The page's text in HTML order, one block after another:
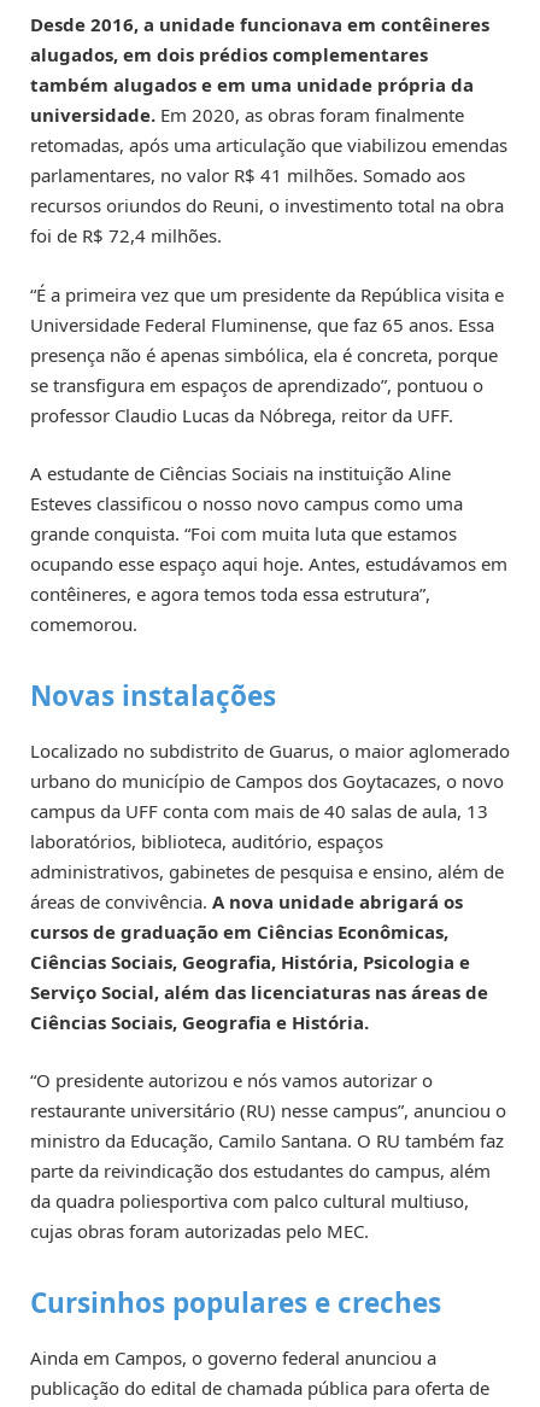
Desde 2016, a unidade funcionava em contêineres
alugados, em dois prédios complementares
também alugados e em uma unidade própria da
universidade. Em 2020, as obras foram finalmente
retomadas, após uma articulação que viabilizou emendas
parlamentares, no valor R$ 41 milhões. Somado aos
recursos oriundos do Reuni, o investimento total na obra
foi de R$ 72,4 milhões.
“É a primeira vez que um presidente da República visita e
Universidade Federal Fluminense, que faz 65 anos. Essa
presença não é apenas simbólica, ela é concreta, porque
se transfigura em espaços de aprendizado”, pontuou o
professor Claudio Lucas da Nóbrega, reitor da UFF.
A estudante de Ciências Sociais na instituição Aline
Esteves classificou o nosso novo campus como uma
grande conquista. “Foi com muita luta que estamos
ocupando esse espaço aqui hoje. Antes, estudávamos em
contêineres, e agora temos toda essa estrutura”,
comemorou.
Novas instalações
Localizado no subdistrito de Guarus, o maior aglomerado
urbano do município de Campos dos Goytacazes, o novo
campus da UFF conta com mais de 40 salas de aula, 13
laboratórios, biblioteca, auditório, espaços
administrativos, gabinetes de pesquisa e ensino, além de
áreas de convivência. A nova unidade abrigará os
cursos de graduação em Ciências Econômicas,
Ciências Sociais, Geografia, História, Psicologia e
Serviço Social, além das licenciaturas nas áreas de
Ciências Sociais, Geografia e História.
“O presidente autorizou e nós vamos autorizar o
restaurante universitário (RU) nesse campus”, anunciou o
ministro da Educação, Camilo Santana. O RU também faz
parte da reivindicação dos estudantes do campus, além
da quadra poliesportiva com palco cultural multiuso,
cujas obras foram autorizadas pelo MEC.
Cursinhos populares e creches
Ainda em Campos, o governo federal anunciou a
publicação do edital de chamada pública para oferta de